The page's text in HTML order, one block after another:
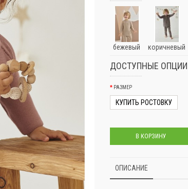
бежевый коричневый
ДОСТУПНЫЕ ОПЦИИ
РАЗМЕР
КУПИТЬ РОСТОВКУ
В КОРЗИНУ
ОПИСАНИЕ